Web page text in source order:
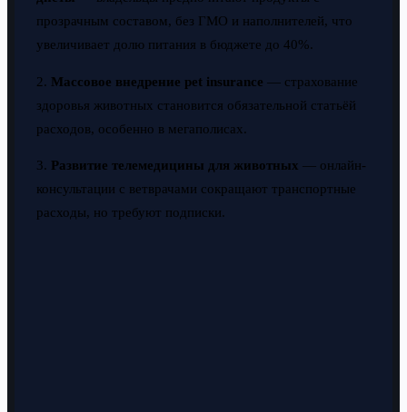
прозрачным составом, без ГМО и наполнителей, что
увеличивает долю питания в бюджете до 40%.
2. Массовое внедрение pet insurance — страхование
здоровья животных становится обязательной статьёй
расходов, особенно в мегаполисах.
3. Развитие телемедицины для животных — онлайн-
консультации с ветврачами сокращают транспортные
расходы, но требуют подписки.